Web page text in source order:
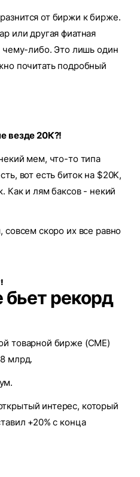
от биржи к бирже.
или другая фиатная
чему-либо. Это лишь один
почитать подробный
везде 20К?!
мем, что-то типа
вот есть биток на $20K,
Как и лям баксов - некий
скоро их все равно
бьет рекорд
товарной бирже (CME)
млрд.
интерес, который
+20% с конца